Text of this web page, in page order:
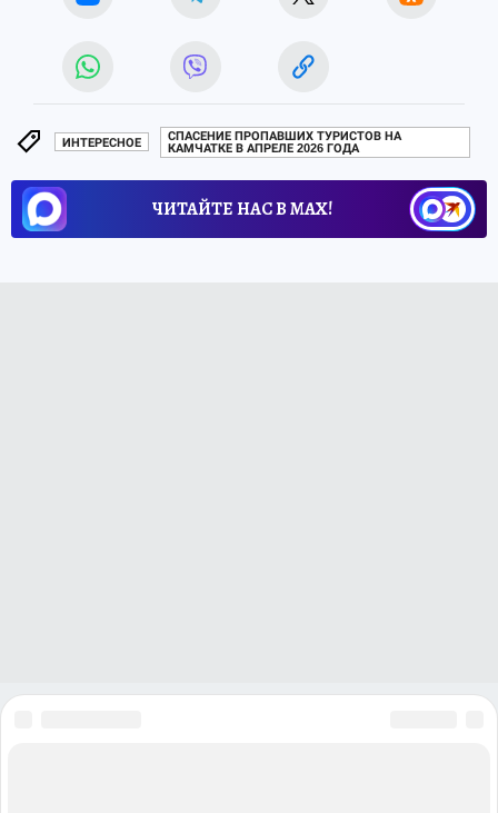
ИНТЕРЕСНОЕ
СПАСЕНИЕ ПРОПАВШИХ ТУРИСТОВ НА
КАМЧАТКЕ В АПРЕЛЕ 2026 ГОДА
ЧИТАЙТЕ НАС В МАХ!